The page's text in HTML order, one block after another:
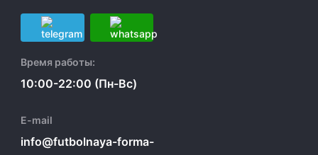
Время работы:
10:00-22:00 (Пн-Вс)
E-mail
info@futbolnaya-forma-